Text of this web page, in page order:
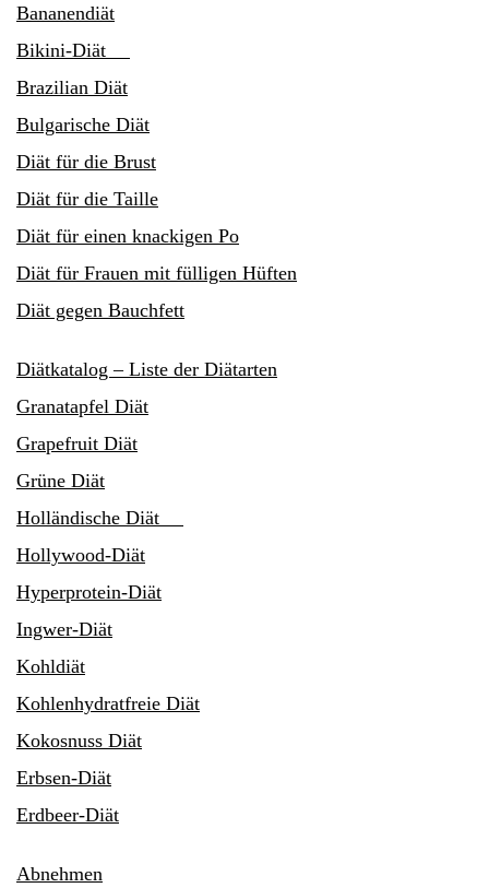
Bananendiät
Bikini-Diät
Brazilian Diät
Bulgarische Diät
Diät für die Brust
Diät für die Taille
Diät für einen knackigen Po
Diät für Frauen mit fülligen Hüften
Diät gegen Bauchfett
Diätkatalog – Liste der Diätarten
Granatapfel Diät
Grapefruit Diät
Grüne Diät
Holländische Diät
Hollywood-Diät
Hyperprotein-Diät
Ingwer-Diät
Kohldiät
Kohlenhydratfreie Diät
Kokosnuss Diät
Erbsen-Diät
Erdbeer-Diät
Abnehmen